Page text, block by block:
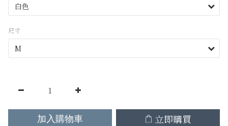
尺寸
加入購物車 立即購買